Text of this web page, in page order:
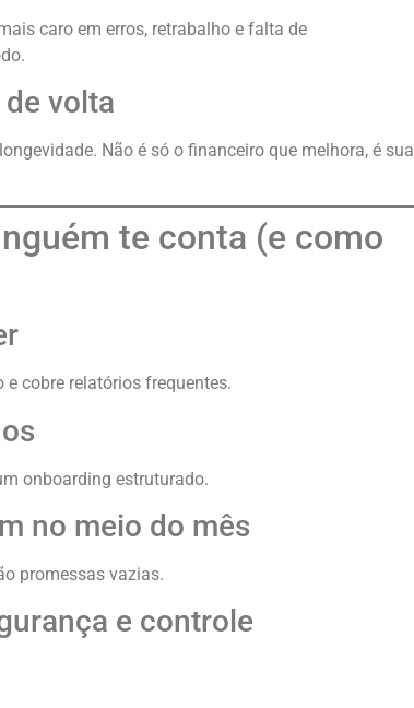
caro em erros, retrabalho e falta de
volta
Não é só o financeiro que melhora, é sua
te conta (e como
e cobre relatórios frequentes.
onboarding estruturado.
no meio do mês
promessas vazias.
e controle